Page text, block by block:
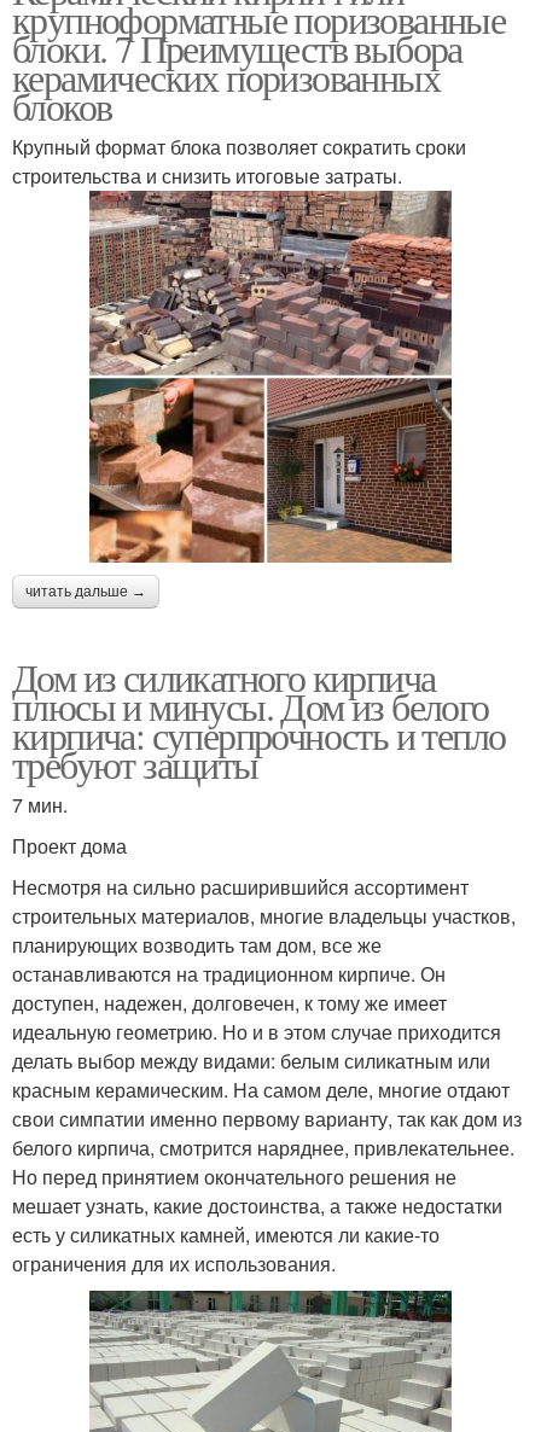
крупноформатные поризованные
блоки. 7 Преимуществ выбора
керамических поризованных
блоков
Крупный формат блока позволяет сократить сроки
строительства и снизить итоговые затраты.
читать дальше →
Дом из силикатного кирпича
плюсы и минусы. Дом из белого
кирпича: суперпрочность и тепло
требуют защиты
7 мин.
Проект дома
Несмотря на сильно расширившийся ассортимент
строительных материалов, многие владельцы участков,
планирующих возводить там дом, все же
останавливаются на традиционном кирпиче. Он
доступен, надежен, долговечен, к тому же имеет
идеальную геометрию. Но и в этом случае приходится
делать выбор между видами: белым силикатным или
красным керамическим. На самом деле, многие отдают
свои симпатии именно первому варианту, так как дом из
белого кирпича, смотрится наряднее, привлекательнее.
Но перед принятием окончательного решения не
мешает узнать, какие достоинства, а также недостатки
есть у силикатных камней, имеются ли какие-то
ограничения для их использования.